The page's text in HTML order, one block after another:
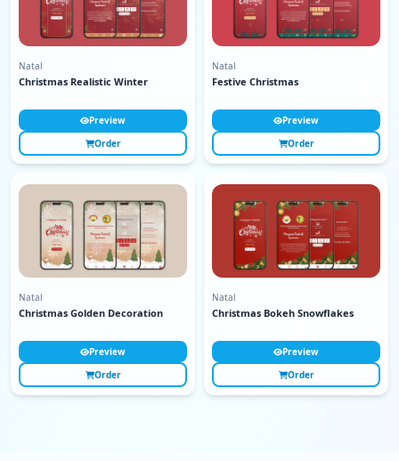
Natal
Christmas Realistic Winter
Preview
Order
Natal
Festive Christmas
Preview
Order
Natal
Christmas Golden Decoration
Preview
Order
Natal
Christmas Bokeh Snowflakes
Preview
Order